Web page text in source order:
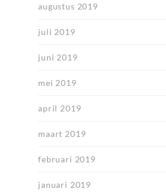
augustus 2019
juli 2019
juni 2019
mei 2019
april 2019
maart 2019
februari 2019
januari 2019